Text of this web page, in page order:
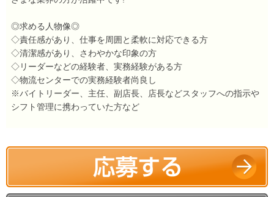
◎求める人物像◎
◇責任感があり、仕事を周囲と柔軟に対応できる方
◇清潔感があり、さわやかな印象の方
◇リーダーなどの経験者、実務経験がある方
◇物流センターでの実務経験者尚良し
※バイトリーダー、主任、副店長、店長などスタッフへの指示や
シフト管理に携わっていた方など